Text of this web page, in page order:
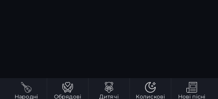
Народні Обрядові Дитячі Колискові Нові пісні